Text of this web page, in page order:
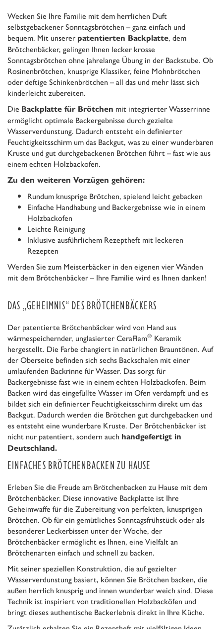
Wecken Sie Ihre Familie mit dem herrlichen Duft
selbstgebackener Sonntagsbrötchen – ganz einfach und
bequem. Mit unserer patentierten Backplatte, dem
Brötchenbäcker, gelingen Ihnen lecker krosse
Sonntagsbrötchen ohne jahrelange Übung in der Backstube. Ob
Rosinenbrötchen, knusprige Klassiker, feine Mohnbrötchen
oder deftige Schinkenbrötchen – all das und mehr lässt sich
kinderleicht zubereiten.
Die Backplatte für Brötchen mit integrierter Wasserrinne
ermöglicht optimale Backergebnisse durch gezielte
Wasserverdunstung. Dadurch entsteht ein definierter
Feuchtigkeitsschirm um das Backgut, was zu einer wunderbaren
Kruste und gut durchgebackenen Brötchen führt – fast wie aus
einem echten Holzbackofen.
Zu den weiteren Vorzügen gehören:
Rundum knusprige Brötchen, spielend leicht gebacken
Einfache Handhabung und Backergebnisse wie in einem
Holzbackofen
Leichte Reinigung
Inklusive ausführlichem Rezeptheft mit leckeren
Rezepten
Werden Sie zum Meisterbäcker in den eigenen vier Wänden
mit dem Brötchenbäcker – Ihre Familie wird es Ihnen danken!
DAS „GEHEIMNIS“ DES BRÖTCHENBÄCKERS
Der patentierte Brötchenbäcker wird von Hand aus
wärmespeichernder, unglasierter CeraFlam® Keramik
hergestellt. Die Farbe changiert in natürlichen Brauntönen. Auf
der Oberseite befinden sich sechs Backschalen mit einer
umlaufenden Backrinne für Wasser. Das sorgt für
Backergebnisse fast wie in einem echten Holzbackofen. Beim
Backen wird das eingefüllte Wasser im Ofen verdampft und es
bildet sich ein definierter Feuchtigkeitsschirm direkt um das
Backgut. Dadurch werden die Brötchen gut durchgebacken und
es entsteht eine wunderbare Kruste. Der Brötchenbäcker ist
nicht nur patentiert, sondern auch handgefertigt in
Deutschland.
EINFACHES BRÖTCHENBACKEN ZU HAUSE
Erleben Sie die Freude am Brötchenbacken zu Hause mit dem
Brötchenbäcker. Diese innovative Backplatte ist Ihre
Geheimwaffe für die Zubereitung von perfekten, knusprigen
Brötchen. Ob für ein gemütliches Sonntagsfrühstück oder als
besonderer Leckerbissen unter der Woche, der
Brötchenbäcker ermöglicht es Ihnen, eine Vielfalt an
Brötchenarten einfach und schnell zu backen.
Mit seiner speziellen Konstruktion, die auf gezielter
Wasserverdunstung basiert, können Sie Brötchen backen, die
außen herrlich knusprig und innen wunderbar weich sind. Diese
Technik ist inspiriert von traditionellen Holzbacköfen und
bringt dieses authentische Backerlebnis direkt in Ihre Küche.